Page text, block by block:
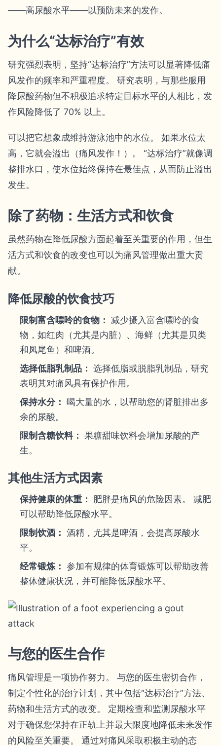
——高尿酸水平——以预防未来的发作。
为什么“达标治疗”有效
研究强烈表明，坚持“达标治疗”方法可以显著降低痛
风发作的频率和严重程度。 研究表明，与那些服用
降尿酸药物但不积极追求特定目标水平的人相比，发
作风险降低了 70% 以上。
可以把它想象成维持游泳池中的水位。 如果水位太
高，它就会溢出（痛风发作！）。 “达标治疗”就像调
整排水口，使水位始终保持在最佳点，从而防止溢出
发生。
除了药物：生活方式和饮食
虽然药物在降低尿酸方面起着至关重要的作用，但生
活方式和饮食的改变也可以为痛风管理做出重大贡
献。
降低尿酸的饮食技巧
限制富含嘌呤的食物： 减少摄入富含嘌呤的食
物，如红肉（尤其是内脏）、海鲜（尤其是贝类
和凤尾鱼）和啤酒。
选择低脂乳制品： 选择低脂或脱脂乳制品，研究
表明其对痛风具有保护作用。
保持水分： 喝大量的水，以帮助您的肾脏排出多
余的尿酸。
限制含糖饮料： 果糖甜味饮料会增加尿酸的产
生。
其他生活方式因素
保持健康的体重：
肥胖是痛风的危险因素。 减肥
可以帮助降低尿酸水平。
限制饮酒： 酒精，尤其是啤酒，会提高尿酸水
平。
经常锻炼： 参加有规律的体育锻炼可以帮助改善
整体健康状况，并可能降低尿酸水平。
与您的医生合作
痛风管理是一项协作努力。 与您的医生密切合作，
制定个性化的治疗计划，其中包括“达标治疗”方法、
药物和生活方式的改变。 定期检查和监测尿酸水平
对于确保您保持在正轨上并最大限度地降低未来发作
的风险至关重要。 通过对痛风采取积极主动的态